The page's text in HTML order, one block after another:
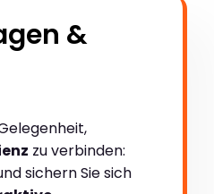
&
zu verbinden:
sichern Sie sich